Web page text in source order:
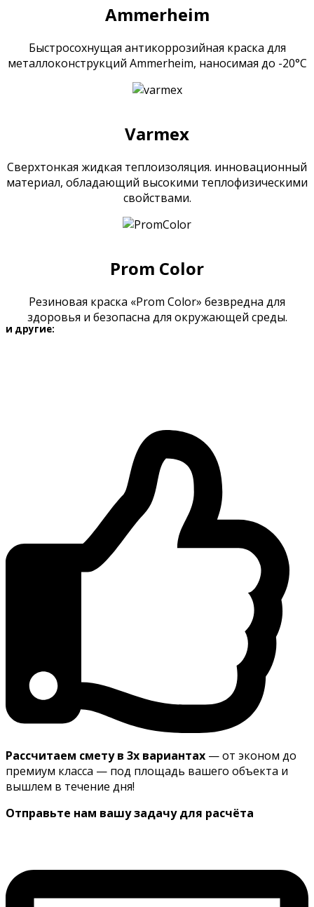
Ammerheim
Быстросохнущая антикоррозийная краска для
металлоконструкций Ammerheim, наносимая до -20°С
Varmex
Сверхтонкая жидкая теплоизоляция. инновационный
материал, обладающий высокими теплофизическими
свойствами.
Prom Color
Резиновая краска «Prom Color» безвредна для
здоровья и безопасна для окружающей среды.
и другие:
Рассчитаем смету в 3х вариантах — от эконом до
премиум класса — под площадь вашего объекта и
вышлем в течение дня!
Отправьте нам вашу задачу для расчёта